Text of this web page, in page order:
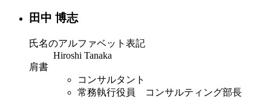
田中 博志
氏名のアルファベット表記
Hiroshi Tanaka
肩書
コンサルタント
常務執行役員 コンサルティング部長